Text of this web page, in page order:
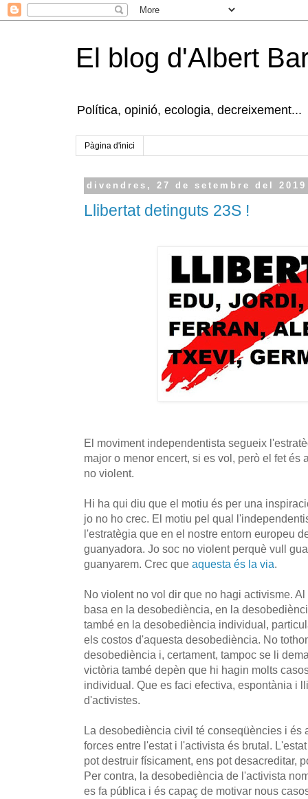
El blog d'Albert
Política, opinió, ecologia, decreixement...
Pàgina d'inici
divendres, 27 de setembre del 2019
Llibertat detinguts 23S !
El moviment independentista segueix
major o menor encert, si es vol, però el fet és
no violent.
Hi ha qui diu que el motiu és per una
jo no ho crec. El motiu pel qual
l'estratègia que en el nostre entorn europeu
guanyadora. Jo soc no violent perquè vull
guanyarem. Crec que aquesta és la via.
No violent no vol dir que no hagi activisme.
basa en la desobediència, en la
també en la desobediència individual,
els costos d'aquesta desobediència. No
desobediència i, certament, tampoc se li
victòria també depèn que hi hagin molts
individual. Que es faci efectiva, espontània i
d'activistes.
La desobediència civil té conseqüències i és
forces entre l'estat i l'activista és brutal.
pot destruir físicament, ens pot desacreditar,
Per contra, la desobediència de l'activista
es fa pública i és capaç de motivar nous